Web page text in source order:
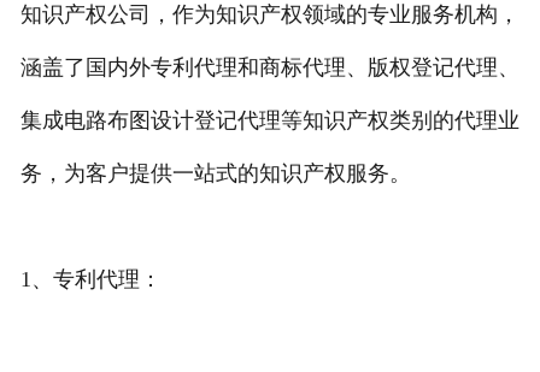
知识产权公司，作为知识产权领域的专业服务机构，
涵盖了国内外专利代理和商标代理、版权登记代理、
集成电路布图设计登记代理等知识产权类别的代理业
务，为客户提供一站式的知识产权服务。
1、专利代理：